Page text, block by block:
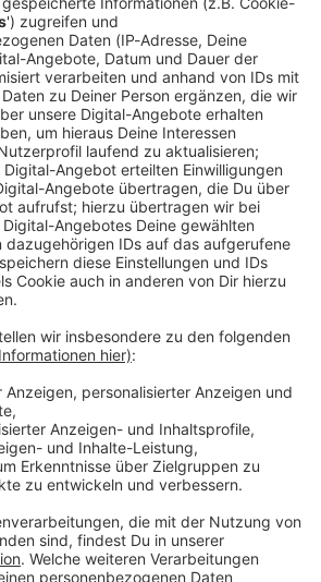
live: Fotos von der Classic
der MOTORRADWELT Bodensee
ROCK NIGHT - unsere Fotos
Band seht ihr hier.
Motorradtour 2023 -
Menschen und heiße Temperaturen -
Motorradtour 2023 war ein
des tollen Motorrad-Tages seht